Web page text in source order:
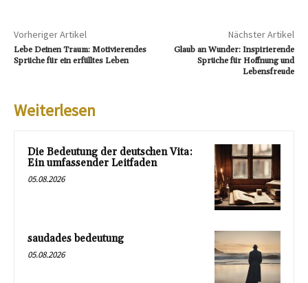
Vorheriger Artikel
Lebe Deinen Traum: Motivierendes
Sprüche für ein erfülltes Leben
Nächster Artikel
Glaub an Wunder: Inspirierende
Sprüche für Hoffnung und
Lebensfreude
Weiterlesen
Die Bedeutung der deutschen Vita:
Ein umfassender Leitfaden
05.08.2026
saudades bedeutung
05.08.2026